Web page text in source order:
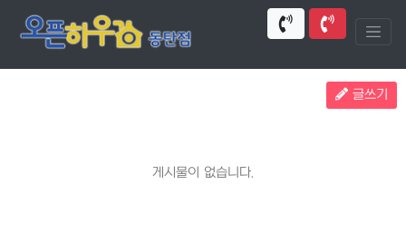
글쓰기
게시물이 없습니다.